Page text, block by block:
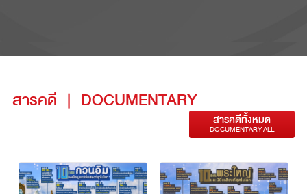
สารคดี | DOCUMENTARY
สารคดีทั้งหมด
DOCUMENTARY ALL